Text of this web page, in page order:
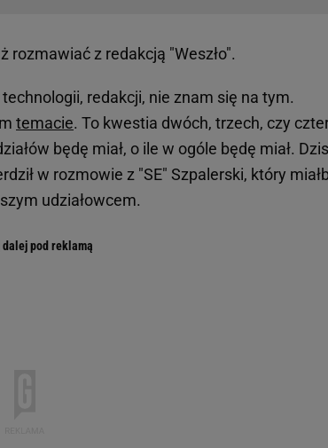
rozmawiać z redakcją "Weszło".
redakcji, nie znam się na tym.
temacie. To kwestia dwóch, trzech, czy
będę miał, o ile w ogóle będę miał.
w rozmowie z "SE" Szpalerski, który
udziałowcem.